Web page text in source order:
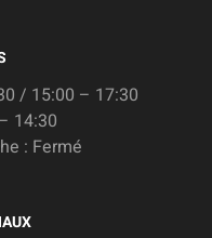
/ 15:00 – 17:30
14:30
: Fermé